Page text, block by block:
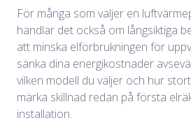
För många som väljer en
handlar det också om långsiktiga
att minska elförbrukningen för
sänka dina energikostnader
vilken modell du väljer och hur
märka skillnad redan på första
installation.